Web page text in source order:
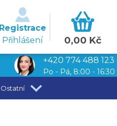
Registrace
Přihlášení
0,00 Kč
+420 774 488 123
Po - Pá, 8:00 - 16:30
Ostatní